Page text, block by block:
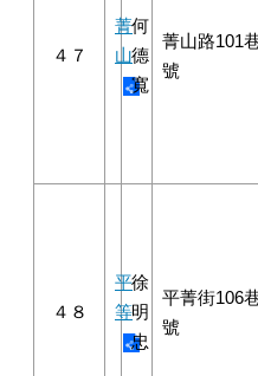
４７
菁
山
何
德
寬
菁山路101
號
４８
平
等
徐
明
忠
平菁街106
號